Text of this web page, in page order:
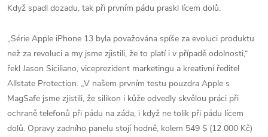
Když spadl dozadu, tak při prvním pádu praskl lícem dolů.
„Série Apple iPhone 13 byla považována spíše za evoluci produktu
než za revoluci a my jsme zjistili, že to platí i v případě odolnosti,“
řekl Jason Siciliano, viceprezident marketingu a kreativní ředitel
Allstate Protection. „V našem prvním testu pouzdra Apple s
MagSafe jsme zjistili, že silikon i kůže odvedly skvělou práci při
ochraně telefonů při pádu na záda, i když ne tolik při pádu lícem
dolů. Opravy zadního panelu stojí hodně, kolem 549 $ (12 000 Kč)